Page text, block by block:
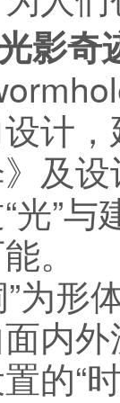
影奇
计
及
光”
。
为形
内
的“